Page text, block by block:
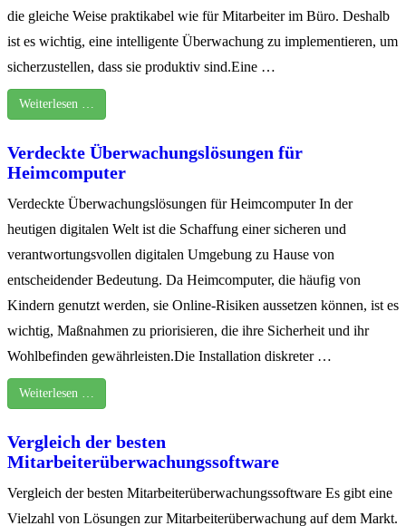
die gleiche Weise praktikabel wie für Mitarbeiter im Büro. Deshalb
ist es wichtig, eine intelligente Überwachung zu implementieren, um
sicherzustellen, dass sie produktiv sind.Eine …
Weiterlesen …
Verdeckte Überwachungslösungen für
Heimcomputer
Verdeckte Überwachungslösungen für Heimcomputer In der
heutigen digitalen Welt ist die Schaffung einer sicheren und
verantwortungsvollen digitalen Umgebung zu Hause von
entscheidender Bedeutung. Da Heimcomputer, die häufig von
Kindern genutzt werden, sie Online-Risiken aussetzen können, ist es
wichtig, Maßnahmen zu priorisieren, die ihre Sicherheit und ihr
Wohlbefinden gewährleisten.Die Installation diskreter …
Weiterlesen …
Vergleich der besten
Mitarbeiterüberwachungssoftware
Vergleich der besten Mitarbeiterüberwachungssoftware Es gibt eine
Vielzahl von Lösungen zur Mitarbeiterüberwachung auf dem Markt.